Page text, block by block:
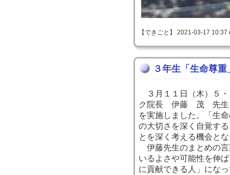
【できごと】 2021-03-17
３年生「生命尊
３月１１日（木）５・
ク院長 伊藤 茂 先生
を実施しました。「生
の大切さを深く自覚す
とを深く考える機会と
伊藤先生のまとめの言
いるよさや可能性を伸
に貢献できる人」にな